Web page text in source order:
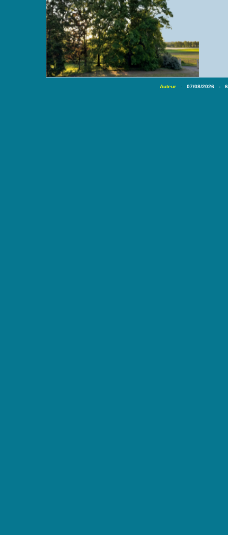
Auteur - 07/08/2026 -